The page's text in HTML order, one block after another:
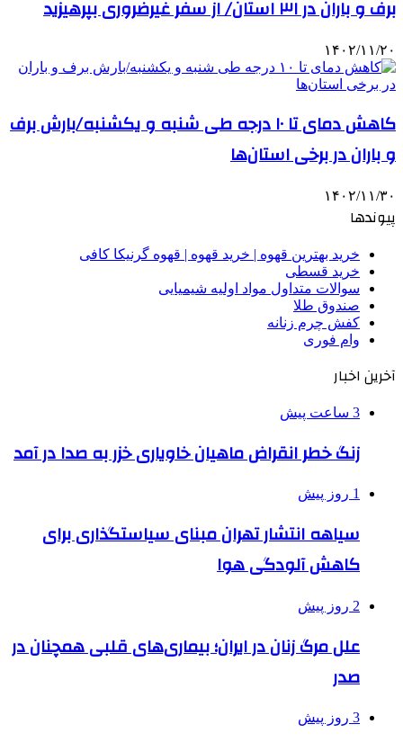
برف و باران در ۳۱ استان/ از سفر غیرضروری بپرهیزید
۱۴۰۲/۱۱/۲۰
کاهش دمای تا ۱۰ درجه طی شنبه و یکشنبه/بارش برف
و باران در برخی استان‌ها
۱۴۰۲/۱۱/۳۰
پیوندها
خرید بهترین قهوه | خرید قهوه | قهوه گرنیکا کافی
خرید قسطی
سوالات متداول مواد اولیه شیمیایی
صندوق طلا
کفش چرم زنانه
وام فوری
آخرین اخبار
3 ساعت پیش
زنگ خطر انقراض ماهیان خاویاری خزر به صدا در آمد
1 روز پیش
سیاهه انتشار تهران مبنای سیاستگذاری برای
کاهش آلودگی هوا
2 روز پیش
علل مرگ زنان در ایران؛ بیماری‌های قلبی همچنان در
صدر
3 روز پیش